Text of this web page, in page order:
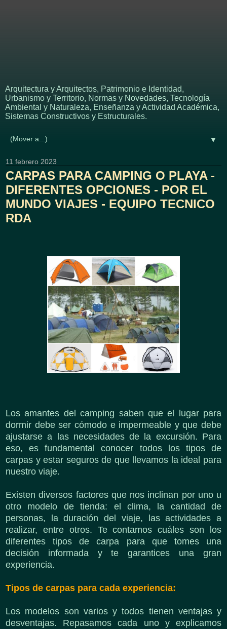
Arquitectura y Arquitectos, Patrimonio e Identidad,
Urbanismo y Territorio, Normas y Novedades, Tecnología
Ambiental y Naturaleza, Enseñanza y Actividad Académica,
Sistemas Constructivos y Estructurales.
▼
11 febrero 2023
CARPAS PARA CAMPING O PLAYA -
DIFERENTES OPCIONES - POR EL
MUNDO VIAJES - EQUIPO TECNICO
RDA
Los amantes del camping saben que el lugar para
dormir debe ser cómodo e impermeable y que debe
ajustarse a las necesidades de la excursión. Para
eso, es fundamental conocer todos los tipos de
carpas y estar seguros de que llevamos la ideal para
nuestro viaje.
Existen diversos factores que nos inclinan por uno u
otro modelo de tienda: el clima, la cantidad de
personas, la duración del viaje, las actividades a
realizar, entre otros. Te contamos cuáles son los
diferentes tipos de carpa para que tomes una
decisión informada y te garantices una gran
experiencia.
Tipos de carpas para cada experiencia:
Los modelos son varios y todos tienen ventajas y
desventajas. Repasamos cada uno y explicamos